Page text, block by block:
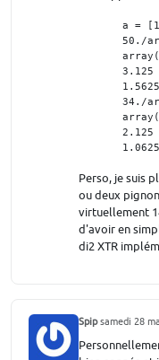
a =
50./
3.125
34./
2.125
Perso, je suis
ou deux
virtuellement
d'avoir en
di2 XTR
Spipsamedi 28